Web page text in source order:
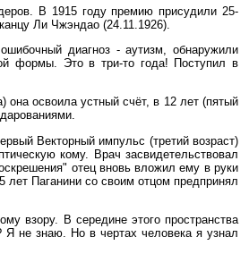
В 1915 году премию присудили 25-
Ли Чжэндао (24.11.1926).
диагноз - аутизм, обнаружили
формы. Это в три-то года! Поступил в
она освоила устный счёт, в 12 лет (пятый
Векторный импульс (третий возраст)
кому. Врач засвидетельствовал
отец вновь вложил ему в руки
лет Паганини со своим отцом предпринял
взору. В середине этого пространства
Я не знаю. Но в чертах человека я узнал